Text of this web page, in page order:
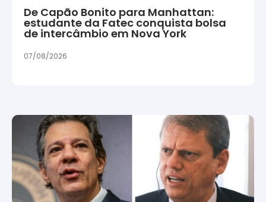
De Capão Bonito para Manhattan:
estudante da Fatec conquista bolsa
de intercâmbio em Nova York
07/08/2026